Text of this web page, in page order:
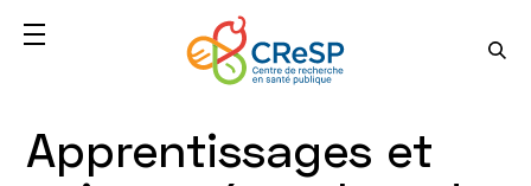
Apprentissages et